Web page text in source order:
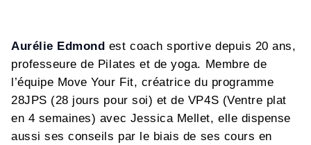
Aurélie Edmond est coach sportive depuis 20 ans,
professeure de Pilates et de yoga. Membre de
l’équipe Move Your Fit, créatrice du programme
28JPS (28 jours pour soi) et de VP4S (Ventre plat
en 4 semaines) avec Jessica Mellet, elle dispense
aussi ses conseils par le biais de ses cours en